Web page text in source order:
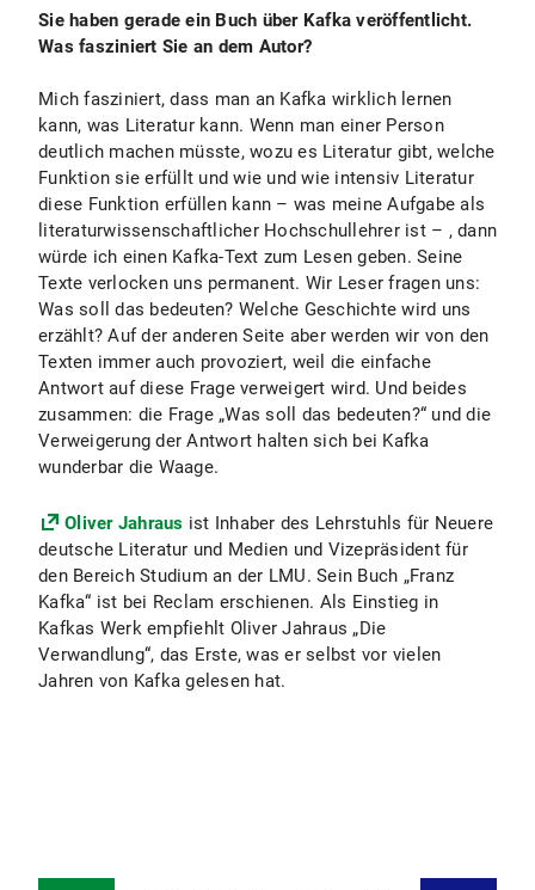
Sie haben gerade ein Buch über Kafka veröffentlicht.
Was fasziniert Sie an dem Autor?
Mich fasziniert, dass man an Kafka wirklich lernen
kann, was Literatur kann. Wenn man einer Person
deutlich machen müsste, wozu es Literatur gibt, welche
Funktion sie erfüllt und wie und wie intensiv Literatur
diese Funktion erfüllen kann – was meine Aufgabe als
literaturwissenschaftlicher Hochschullehrer ist – , dann
würde ich einen Kafka-Text zum Lesen geben. Seine
Texte verlocken uns permanent. Wir Leser fragen uns:
Was soll das bedeuten? Welche Geschichte wird uns
erzählt? Auf der anderen Seite aber werden wir von den
Texten immer auch provoziert, weil die einfache
Antwort auf diese Frage verweigert wird. Und beides
zusammen: die Frage „Was soll das bedeuten?“ und die
Verweigerung der Antwort halten sich bei Kafka
wunderbar die Waage.
Oliver Jahraus ist Inhaber des Lehrstuhls für Neuere
deutsche Literatur und Medien und Vizepräsident für
den Bereich Studium an der LMU. Sein Buch „Franz
Kafka“ ist bei Reclam erschienen. Als Einstieg in
Kafkas Werk empfiehlt Oliver Jahraus „Die
Verwandlung“, das Erste, was er selbst vor vielen
Jahren von Kafka gelesen hat.